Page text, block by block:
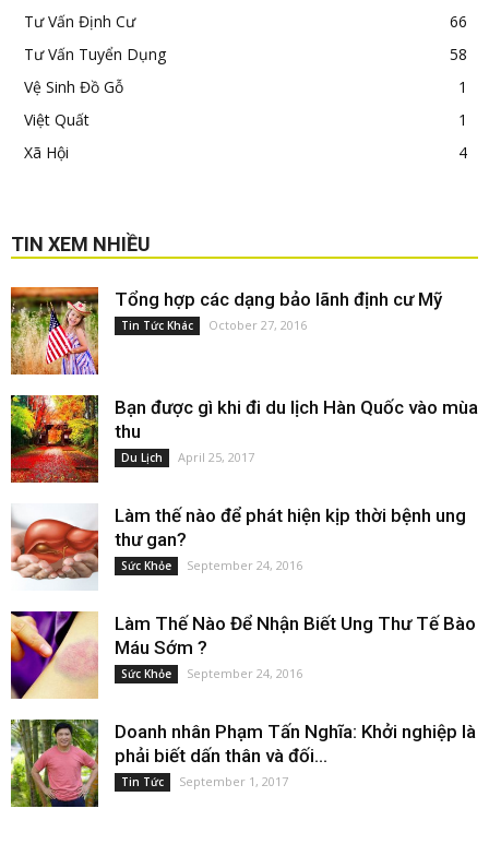
Tư Vấn Định Cư
66
Tư Vấn Tuyển Dụng
58
Vệ Sinh Đồ Gỗ
1
Việt Quất
1
Xã Hội
4
TIN XEM NHIỀU
Tổng hợp các dạng bảo lãnh định cư Mỹ
Tin Tức Khác October 27, 2016
Bạn được gì khi đi du lịch Hàn Quốc vào mùa
thu
Du Lịch April 25, 2017
Làm thế nào để phát hiện kịp thời bệnh ung
thư gan?
Sức Khỏe September 24, 2016
Làm Thế Nào Để Nhận Biết Ung Thư Tế Bào
Máu Sớm ?
Sức Khỏe September 24, 2016
Doanh nhân Phạm Tấn Nghĩa: Khởi nghiệp là
phải biết dấn thân và đối...
Tin Tức September 1, 2017